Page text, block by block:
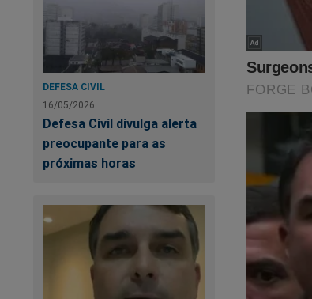
DEFESA CIVIL
16/05/2026
Defesa Civil divulga alerta
preocupante para as
próximas horas